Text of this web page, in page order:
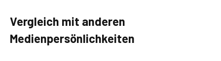
Vergleich mit anderen
Medienpersönlichkeiten